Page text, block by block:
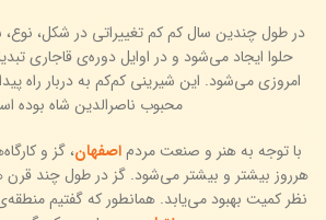
در طول چندین سال کم کم تغییراتی در شکل،
حلوا ایجاد می‌شود و در اوایل دوره‌ی قاجاری
امروزی می‌شود. این شیرینی کم‌کم به دربار راه
محبوب ناصرالدین شاه بوده
با توجه به هنر و صنعت مردماصفهان، گز و
هرروز بیشتر و بیشتر می‌شود. گز در طول چند قرن
نظر کمیت بهبود می‌یابد. همانطور که گفتیم